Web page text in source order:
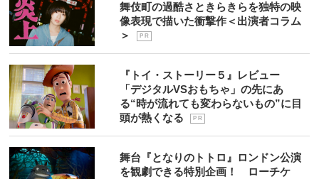
舞伎町の過酷さときらきらを独特の映
像表現で描いた衝撃作＜出演者コラム
＞
P R
『トイ・ストーリー５』レビュー
「デジタルVSおもちゃ」の先にあ
る“時が流れても変わらないもの”に目
頭が熱くなる
P R
舞台『となりのトトロ』ロンドン公演
を観劇できる特別企画！ ローチケ